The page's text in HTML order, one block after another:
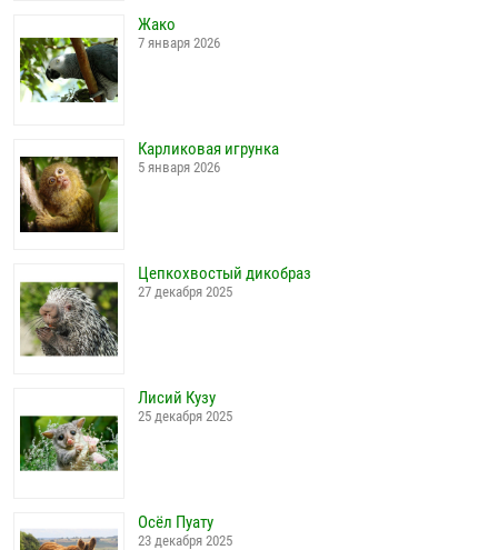
Жако
7 января 2026
Карликовая игрунка
5 января 2026
Цепкохвостый дикобраз
27 декабря 2025
Лисий Кузу
25 декабря 2025
Осёл Пуату
23 декабря 2025